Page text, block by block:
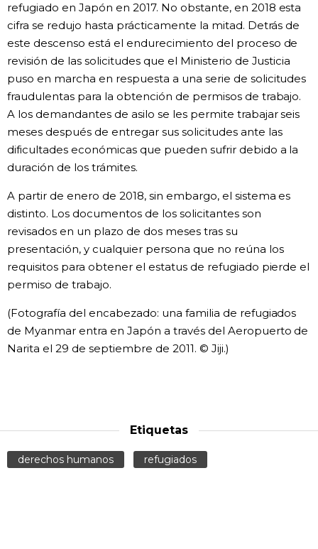
refugiado en Japón en 2017. No obstante, en 2018 esta
cifra se redujo hasta prácticamente la mitad. Detrás de
este descenso está el endurecimiento del proceso de
revisión de las solicitudes que el Ministerio de Justicia
puso en marcha en respuesta a una serie de solicitudes
fraudulentas para la obtención de permisos de trabajo.
A los demandantes de asilo se les permite trabajar seis
meses después de entregar sus solicitudes ante las
dificultades económicas que pueden sufrir debido a la
duración de los trámites.
A partir de enero de 2018, sin embargo, el sistema es
distinto. Los documentos de los solicitantes son
revisados en un plazo de dos meses tras su
presentación, y cualquier persona que no reúna los
requisitos para obtener el estatus de refugiado pierde el
permiso de trabajo.
(Fotografía del encabezado: una familia de refugiados
de Myanmar entra en Japón a través del Aeropuerto de
Narita el 29 de septiembre de 2011. © Jiji.)
Etiquetas
derechos humanos refugiados